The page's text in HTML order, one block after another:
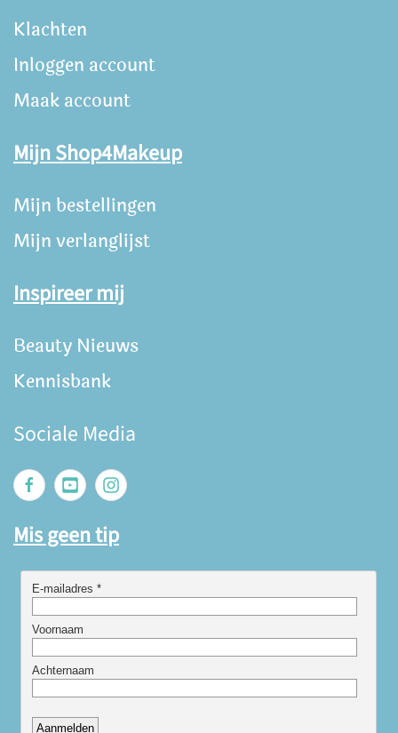
Klachten
Inloggen account
Maak account
Mijn Shop4Makeup
Mijn bestellingen
Mijn verlanglijst
Inspireer mij
Beauty Nieuws
Kennisbank
Sociale Media
Mis geen tip